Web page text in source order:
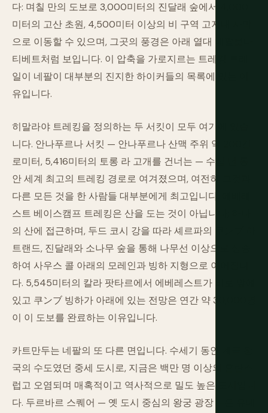
다: 며칠 만의 도보로 3,000미터의 진달래 숲에서 4,000
미터의 고산 초원, 4,500미터 이상의 비 구역 고지대 사막
으로 이동할 수 있으며, 그곳의 풍경은 아래 열대 네팔보다
티베트처럼 보입니다. 이 압축을 가로지르는 트레킹 트레
일이 네팔이 대부분의 진지한 하이커들의 목록에 있는 이
유입니다.
히말라야 트레킹을 정의하는 두 서킷이 모두 여기에 있습
니다. 안나푸르나 서킷 — 안나푸르나 산맥 주위 약 200킬
로미터, 5,416미터의 토롱 라 고개를 건너는 — 수십 년 동
안 세계 최고의 트레킹 경로로 여겨졌으며, 여전히 그것과
다른 모든 것을 한 사람들 대부분에게 최고입니다. 에베레
스트 베이스캠프 트레킹은 산을 도는 것이 아닙니다; 하나
의 산에 접근하며, 두드 코시 강을 따라 셰르파의 쿠ンブ 하
트랜드, 진달래와 소나무 숲을 통해 나무선 이상으로 상승
하여 사우스 콜 아래의 모레인과 빙하 지형으로 이어집니
다. 5,545미터의 칼라 팟타르에서 에베레스트가 바로 앞에
있고 쿠ンブ 빙하가 아래에 있는 전망은 연간 약 30,000명
이 이 도보를 완료하는 이유입니다.
카트만두는 네팔의 또 다른 면입니다. 수세기 동안 계곡 왕
국의 수도였던 중세 도시로, 지금은 백만 명 이상의 혼란스
럽고 오염되며 매혹적이고 역사적으로 밀도 높은 도시입니
다. 두르바르 스퀘어 — 옛 도시 중심의 왕궁 광장 —은 유네